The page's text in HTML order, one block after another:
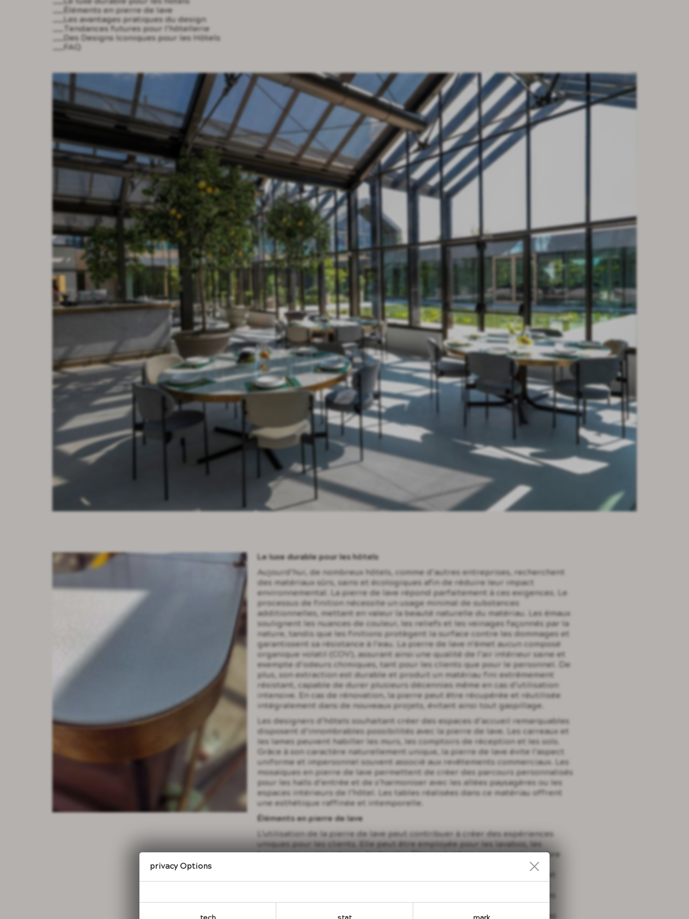
Éléments en pierre de lave
Les avantages pratiques du design
Tendances futures pour l’hôtellerie
Des Designs Iconiques pour les Hôtels
FAQ
Le luxe durable pour les hôtels
Aujourd’hui, de nombreux hôtels, comme d’autres entreprises, recherchent
des matériaux sûrs, sains et écologiques afin de réduire leur impact
environnemental. La pierre de lave répond parfaitement à ces exigences. Le
processus de finition nécessite un usage minimal de substances
additionnelles, mettant en valeur la beauté naturelle du matériau. Les émaux
soulignent les nuances de couleur, les reliefs et les veinages façonnés par la
nature, tandis que les finitions protègent la surface contre les dommages et
garantissent sa résistance à l’eau. La pierre de lave n’émet aucun composé
organique volatil (COV), assurant ainsi une qualité de l’air intérieur saine et
exempte d’odeurs chimiques, tant pour les clients que pour le personnel. De
plus, son extraction est durable et produit un matériau fini extrêmement
résistant, capable de durer plusieurs décennies même en cas d’utilisation
intensive. En cas de rénovation, la pierre peut être récupérée et réutilisée
intégralement dans de nouveaux projets, évitant ainsi tout gaspillage.
Les designers d’hôtels souhaitant créer des espaces d’accueil remarquables
disposent d’innombrables possibilités avec la pierre de lave. Les carreaux et
les lames peuvent habiller les murs, les comptoirs de réception et les sols.
Grâce à son caractère naturellement unique, la pierre de lave évite l’aspect
uniforme et impersonnel souvent associé aux revêtements commerciaux. Les
mosaïques en pierre de lave permettent de créer des parcours personnalisés
pour les halls d’entrée et de s’harmoniser avec les allées paysagères ou les
espaces intérieurs de l’hôtel. Les tables réalisées dans ce matériau offrent
une esthétique raffinée et intemporelle.
Éléments en pierre de lave
L’utilisation de la pierre de lave peut contribuer à créer des expériences
uniques pour les clients. Elle peut être employée pour les lavabos, les
baignoires ou les cabines de douche. Elle peut même remplacer le marbre
traditionnel par une alternative originale et colorée. Plus dure et plus
antibactérienne, des qualités qui renforcent sa valeur aussi bien dans les
Privacy Options